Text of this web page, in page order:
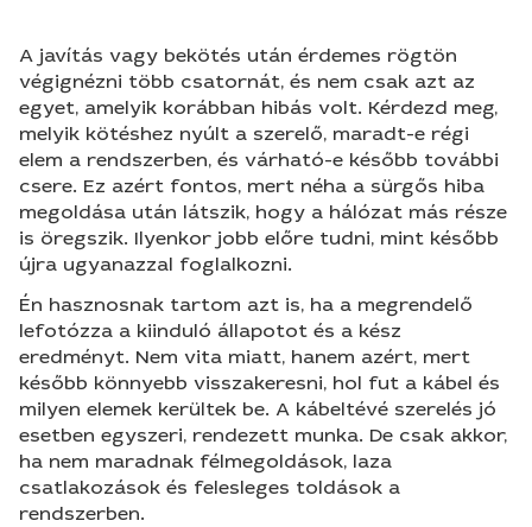
A javítás vagy bekötés után érdemes rögtön
végignézni több csatornát, és nem csak azt az
egyet, amelyik korábban hibás volt. Kérdezd meg,
melyik kötéshez nyúlt a szerelő, maradt-e régi
elem a rendszerben, és várható-e később további
csere. Ez azért fontos, mert néha a sürgős hiba
megoldása után látszik, hogy a hálózat más része
is öregszik. Ilyenkor jobb előre tudni, mint később
újra ugyanazzal foglalkozni.
Én hasznosnak tartom azt is, ha a megrendelő
lefotózza a kiinduló állapotot és a kész
eredményt. Nem vita miatt, hanem azért, mert
később könnyebb visszakeresni, hol fut a kábel és
milyen elemek kerültek be. A kábeltévé szerelés jó
esetben egyszeri, rendezett munka. De csak akkor,
ha nem maradnak félmegoldások, laza
csatlakozások és felesleges toldások a
rendszerben.